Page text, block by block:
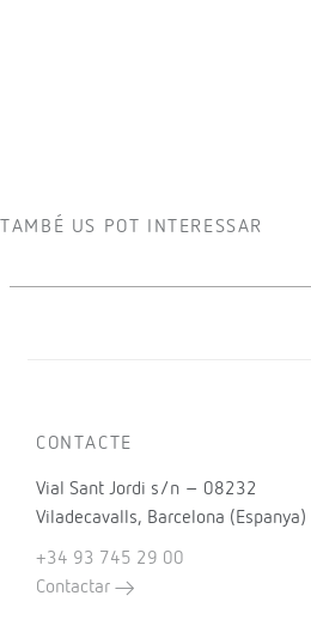
TAMBÉ US POT INTERESSAR
CONTACTE
Vial Sant Jordi s/n – 08232
Viladecavalls, Barcelona (Espanya)
+34 93 745 29 00
Contactar